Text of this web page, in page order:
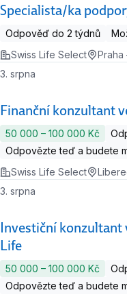
Specialista/ka
Odpověď do 2 týdnů
Swiss Life Select
Praha
Finanční konzultant
3. srpna
50 000 ‍–‍ 100 000 Kč
Odpovězte teď a budete
Swiss Life Select
Investiční konzultant
Life
3. srpna
50 000 ‍–‍ 100 000 Kč
Odpovězte teď a budete